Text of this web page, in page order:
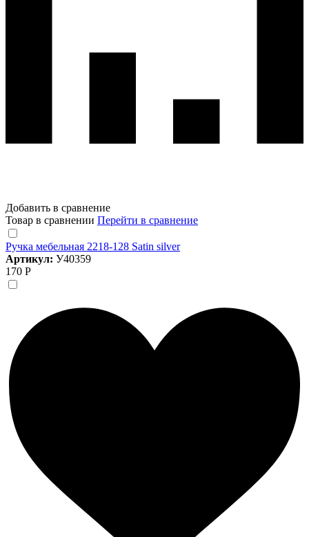
Добавить в сравнение
Товар в сравнении Перейти в сравнение
Ручка мебельная 2218-128 Satin silver
Артикул: У40359
170 Р